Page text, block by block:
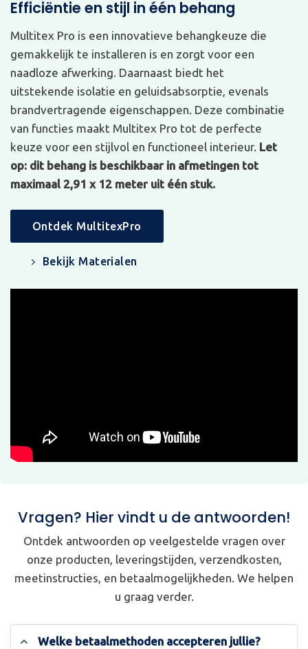
Efficiëntie en stijl in één behang
Multitex Pro is een innovatieve behangkeuze die
gemakkelijk te installeren is en zorgt voor een
naadloze afwerking. Daarnaast biedt het
uitstekende isolatie en geluidsabsorptie, evenals
brandvertragende eigenschappen. Deze combinatie
van functies maakt Multitex Pro tot de perfecte
keuze voor een stijlvol en functioneel interieur. Let
op: dit behang is beschikbaar in afmetingen tot
maximaal 2,91 x 12 meter uit één stuk.
Ontdek MultitexPro
Bekijk Materialen
Vragen? Hier vindt u de antwoorden!
Ontdek antwoorden op veelgestelde vragen over
onze producten, leveringstijden, verzendkosten,
meetinstructies, en betaalmogelijkheden. We helpen
u graag verder.
Welke betaalmethoden accepteren jullie?